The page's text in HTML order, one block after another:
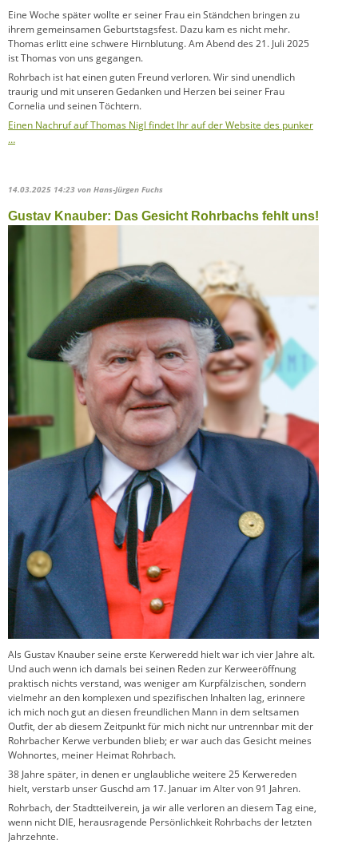
Eine Woche später wollte er seiner Frau ein Ständchen bringen zu
ihrem gemeinsamen Geburtstagsfest. Dazu kam es nicht mehr.
Thomas erlitt eine schwere Hirnblutung. Am Abend des 21. Juli 2025
ist Thomas von uns gegangen.
Rohrbach ist hat einen guten Freund verloren. Wir sind unendlich
traurig und mit unseren Gedanken und Herzen bei seiner Frau
Cornelia und seinen Töchtern.
Einen Nachruf auf Thomas Nigl findet Ihr auf der Website des punker
…
14.03.2025 14:23 von Hans-Jürgen Fuchs
Gustav Knauber: Das Gesicht Rohrbachs fehlt uns!
Als Gustav Knauber seine erste Kerweredd hielt war ich vier Jahre alt.
Und auch wenn ich damals bei seinen Reden zur Kerweeröffnung
praktisch nichts verstand, was weniger am Kurpfälzischen, sondern
vielmehr an den komplexen und spezifischen Inhalten lag, erinnere
ich mich noch gut an diesen freundlichen Mann in dem seltsamen
Outfit, der ab diesem Zeitpunkt für mich nicht nur untrennbar mit der
Rohrbacher Kerwe verbunden blieb; er war auch das Gesicht meines
Wohnortes, meiner Heimat Rohrbach.
38 Jahre später, in denen er unglaubliche weitere 25 Kerwereden
hielt, verstarb unser Guschd am 17. Januar im Alter von 91 Jahren.
Rohrbach, der Stadtteilverein, ja wir alle verloren an diesem Tag eine,
wenn nicht DIE, herausragende Persönlichkeit Rohrbachs der letzten
Jahrzehnte.